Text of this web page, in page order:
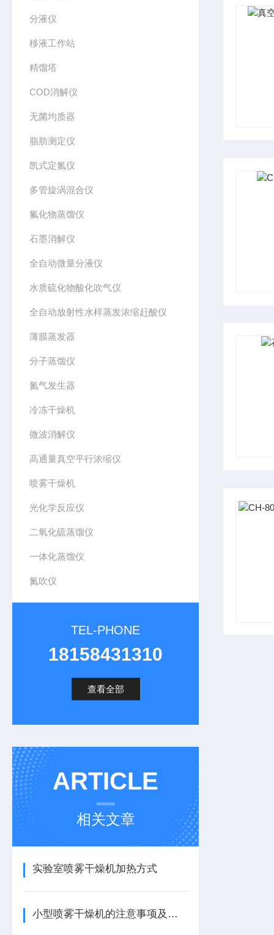
分液仪
移液工作站
精馏塔
COD消解仪
无菌均质器
脂肪测定仪
凯式定氮仪
多管旋涡混合仪
氟化物蒸馏仪
石墨消解仪
全自动微量分液仪
水质硫化物酸化吹气仪
全自动放射性水样蒸发浓缩赶酸仪
薄膜蒸发器
分子蒸馏仪
氮气发生器
冷冻干燥机
微波消解仪
高通量真空平行浓缩仪
喷雾干燥机
光化学反应仪
二氧化硫蒸馏仪
一体化蒸馏仪
氮吹仪
TEL-PHONE
18158431310
查看全部
ARTICLE
相关文章
实验室喷雾干燥机加热方式
小型喷雾干燥机的注意事项及安全隐患